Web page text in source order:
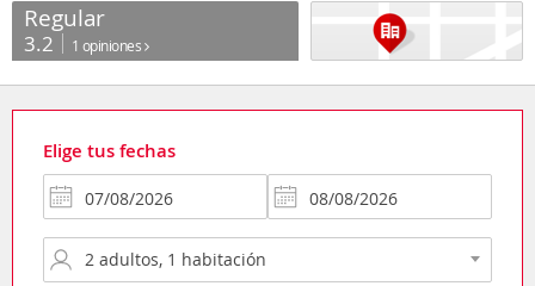
Regular
3.2 1 opiniones
Elige tus fechas